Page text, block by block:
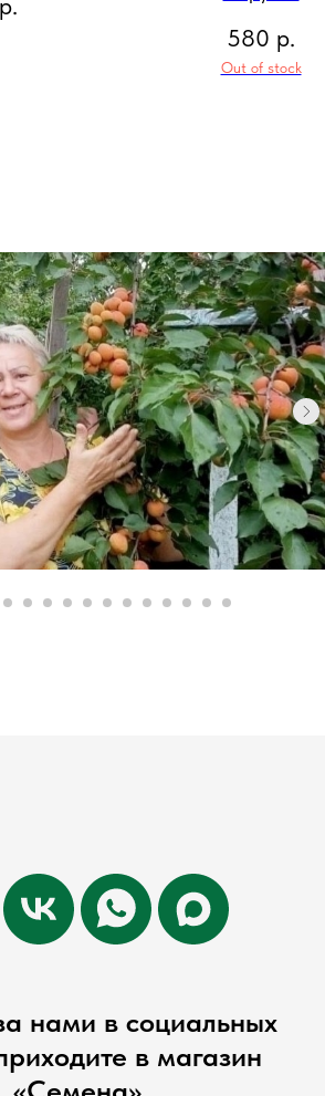
р.
580 р.
Out of stock
нами в социальных
в магазин